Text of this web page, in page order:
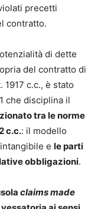
precetti
contratto.
di dette
del contratto di
1917 c.c., è stato
che disciplina il
tra le norme
c.c.: il modello
e le parti
obbligazioni.
claims made